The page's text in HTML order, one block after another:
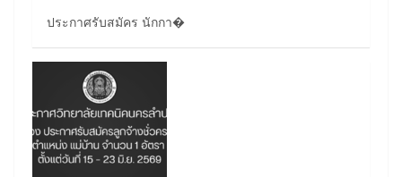
ประกาศรับสมัคร นักกา�